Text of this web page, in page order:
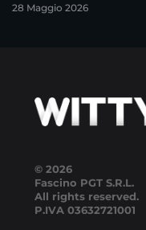
28 Maggio 2026
© 2026
Fascino PGT S.R.L.
All rights reserved.
P.IVA 03632721001